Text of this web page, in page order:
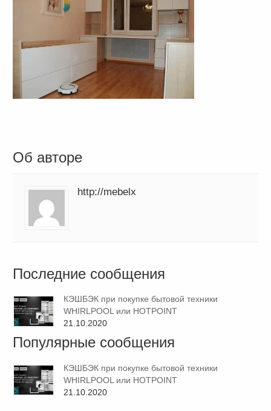
Об авторе
http://mebelx
Последние сообщения
КЭШБЭК при покупке бытовой техники
WHIRLPOOL или HOTPOINT
21.10.2020
Популярные сообщения
КЭШБЭК при покупке бытовой техники
WHIRLPOOL или HOTPOINT
21.10.2020